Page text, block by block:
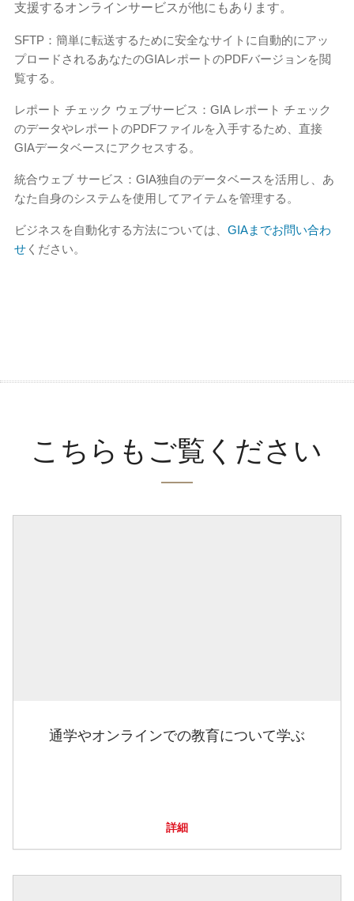
支援するオンラインサービスが他にもあります。
SFTP：簡単に転送するために安全なサイトに自動的にアッ
プロードされるあなたのGIAレポートのPDFバージョンを閲
覧する。
レポート チェック ウェブサービス：GIA レポート チェック
のデータやレポートのPDFファイルを入手するため、直接
GIAデータベースにアクセスする。
統合ウェブ サービス：GIA独自のデータベースを活用し、あ
なた自身のシステムを使用してアイテムを管理する。
ビジネスを自動化する方法については、 GIAまでお問い合わ
せ ください。
こちらもご覧ください
通学やオンラインでの教育について学ぶ
詳細